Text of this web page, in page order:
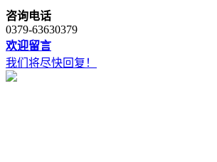
咨询电话
0379-63630379
欢迎留言
我们将尽快回复！